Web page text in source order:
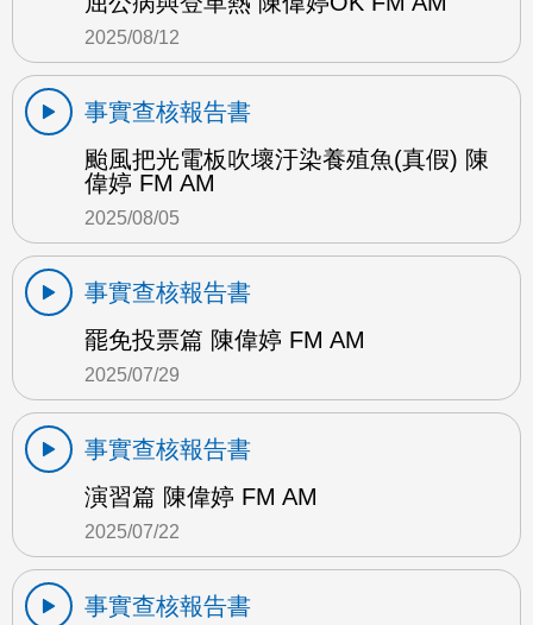
2025/08/12
事實查核報告書
颱風把光電板吹壞汙染養殖魚(真假) 陳
偉婷 FM AM
2025/08/05
事實查核報告書
罷免投票篇 陳偉婷 FM AM
2025/07/29
事實查核報告書
演習篇 陳偉婷 FM AM
2025/07/22
事實查核報告書